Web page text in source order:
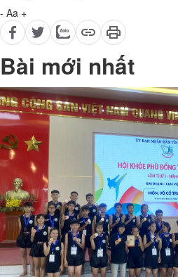
- Aa +
Bài mới nhất